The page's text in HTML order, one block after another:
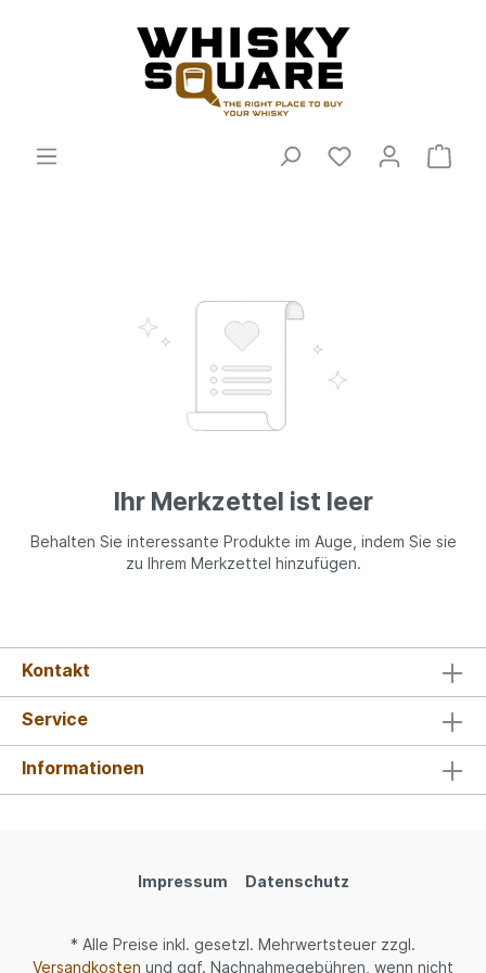
Ihr Merkzettel ist leer
Behalten Sie interessante Produkte im Auge, indem Sie sie
zu Ihrem Merkzettel hinzufügen.
Kontakt
Service
Informationen
Impressum Datenschutz
* Alle Preise inkl. gesetzl. Mehrwertsteuer zzgl.
Versandkosten und ggf. Nachnahmegebühren, wenn nicht